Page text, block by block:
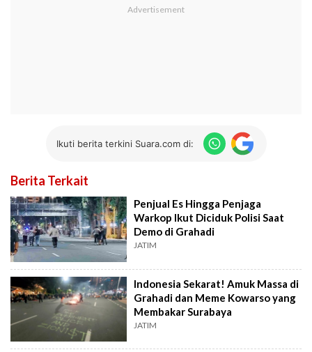
Ikuti berita terkini Suara.com di:
Berita Terkait
Penjual Es Hingga Penjaga
Warkop Ikut Diciduk Polisi Saat
Demo di Grahadi
JATIM
Indonesia Sekarat! Amuk Massa di
Grahadi dan Meme Kowarso yang
Membakar Surabaya
JATIM